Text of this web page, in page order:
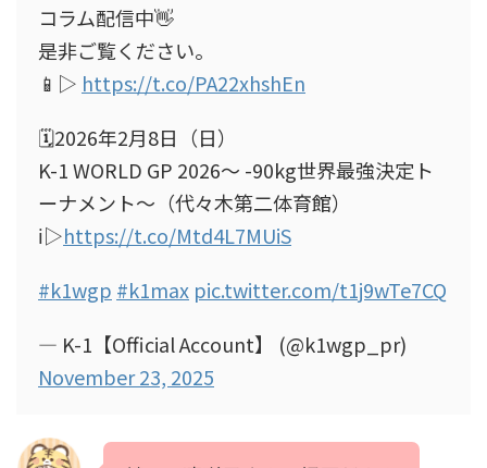
コラム配信中👋
是非ご覧ください。
📱▷ https://t.co/PA22xhshEn
🗓️2026年2月8日（日）
K-1 WORLD GP 2026～ -90kg世界最強決定ト
ーナメント～（代々木第二体育館）
ℹ️▷https://t.co/Mtd4L7MUiS
#k1wgp #k1max pic.twitter.com/t1j9wTe7CQ
— K-1【Official Account】 (@k1wgp_pr)
November 23, 2025